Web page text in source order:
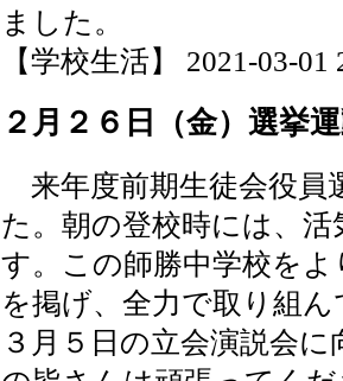
ました。
【学校生活】 2021-03-01
２月２６日（金）選挙
来年度前期生徒会役員
た。朝の登校時には、
す。この師勝中学校を
を掲げ、全力で取り組
３月５日の立会演説会